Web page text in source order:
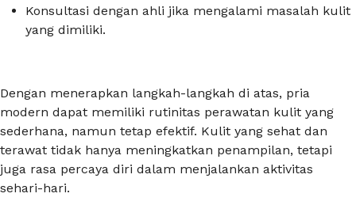
Konsultasi dengan ahli jika mengalami masalah kulit
yang dimiliki.
Dengan menerapkan langkah-langkah di atas, pria
modern dapat memiliki rutinitas perawatan kulit yang
sederhana, namun tetap efektif. Kulit yang sehat dan
terawat tidak hanya meningkatkan penampilan, tetapi
juga rasa percaya diri dalam menjalankan aktivitas
sehari-hari.